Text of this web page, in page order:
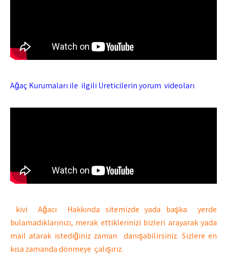
Ağaç Kurumaları ile ilgili Üreticilerin yorum videoları
kivi Ağacı Hakkında sitemizde yada başka yerde
bulamadıklarınızı, merak ettiklerinizi bizleri arayarak yada
mail atarak istediğiniz zaman danışabilirsiniz. Sizlere en
kısa zamanda dönmeye çalışırız.